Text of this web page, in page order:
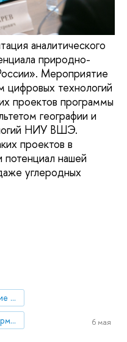
аналитического
природно-
Мероприятие
цифровых технологий
проектов программы
географии и
НИУ ВШЭ.
проектов в
нашей
углеродных
Стратегические технологические проекты
Факультет географии и геоинформационных технологий
6 мая